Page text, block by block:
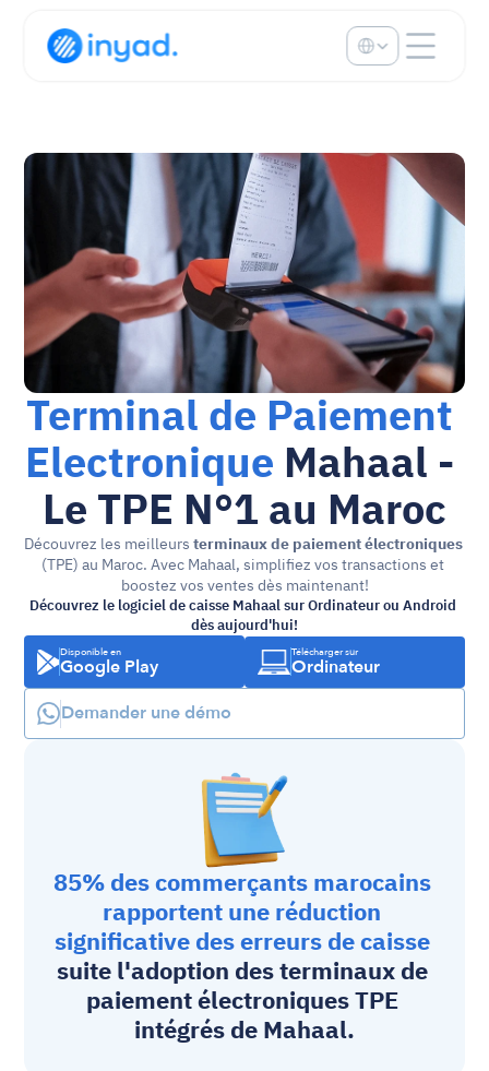
Terminal de Paiement
Electronique Mahaal -
Le TPE N°1 au Maroc
Découvrez les meilleurs terminaux de paiement électroniques
(TPE) au Maroc. Avec Mahaal, simplifiez vos transactions et
boostez vos ventes dès maintenant!
Découvrez le logiciel de caisse Mahaal sur Ordinateur ou Android
dès aujourd'hui!
Disponible en
Google Play
Télécharger sur
Ordinateur
Demander une démo
85% des commerçants marocains
rapportent une réduction
significative des erreurs de caisse
suite l'adoption des terminaux de
paiement électroniques TPE
intégrés de Mahaal.
Select Language